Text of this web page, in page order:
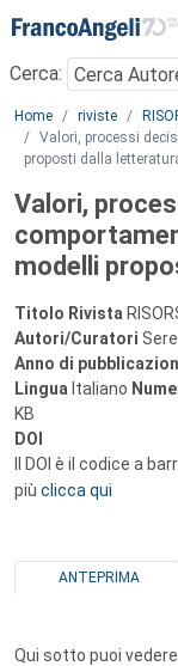
Menu
Cerca:
Main content
Home riviste
Valori, processi
proposti dalla
Valori,
modelli
Titolo Rivista
Autori/Curatori
Anno di
Lingua Italiano
KB
DOI
Il DOI è il codice a
più clicca qui
ANTEPRIMA
Qui sotto puoi